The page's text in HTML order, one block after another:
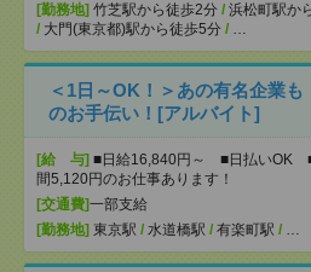
[勤務地] 竹芝駅から徒歩2分 / 浜松町駅か
/ 大門(東京都)駅から徒歩5分 / …
＜1日～OK！＞あの有名企業
のお手伝い！[アルバイト]
[給 与] ■日給16,840円～ ■日払いOK
間5,120円のお仕事あります！
[交通費]一部支給
[勤務地] 東京駅 / 水道橋駅 / 有楽町駅 / …